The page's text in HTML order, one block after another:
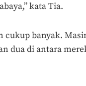
kata Tia.
cukup banyak.
dua di antara